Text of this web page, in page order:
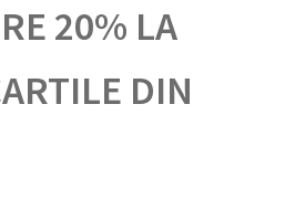
20% LA
DIN